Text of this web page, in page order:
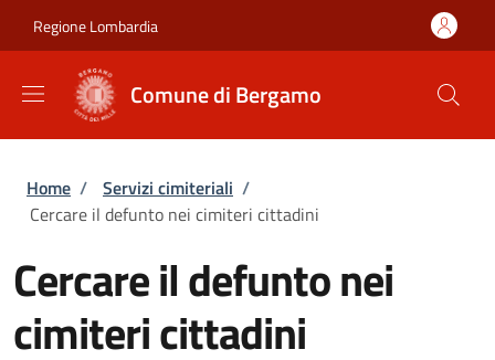
Regione Lombardia
Comune di Bergamo
Briciole di pane
Home / Servizi cimiteriali /
Cercare il defunto nei cimiteri cittadini
Cercare il defunto nei
cimiteri cittadini